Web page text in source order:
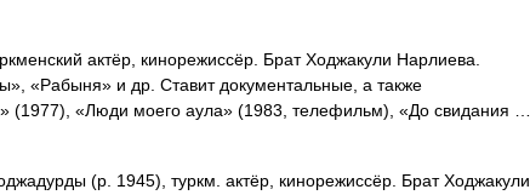
актёр, кинорежиссёр. Брат Ходжакули Нарлиева.
«Рабыня» и др. Ставит документальные, а также
(1977), «Люди моего аула» (1983, телефильм), «До свидания …
(р. 1945), туркм. актёр, кинорежиссёр. Брат Ходжакули